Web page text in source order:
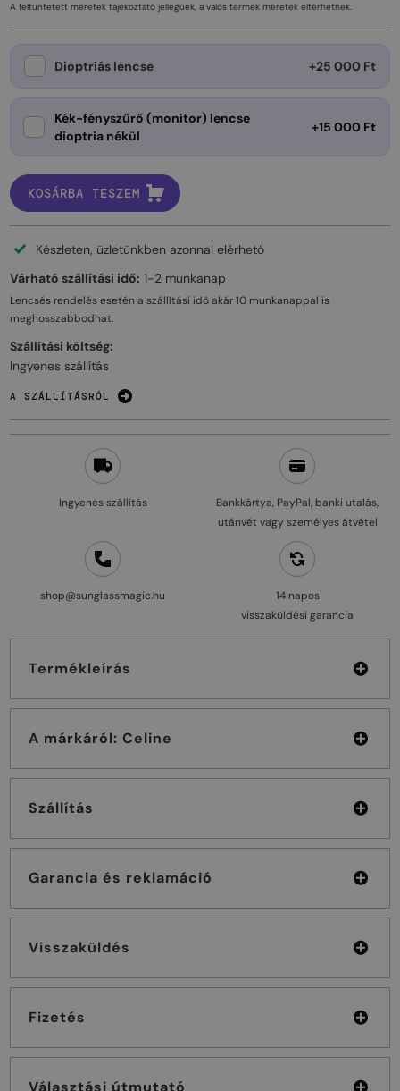
Ingyenes szállítás
Bankkártya, PayPal, banki utalás,
utánvét vagy személyes átvétel
shop@sunglassmagic.hu
14 napos
visszaküldési garancia
Termékleírás
A márkáról: Celine
Szállítás
Garancia és reklamáció
Visszaküldés
Fizetés
Választási útmutató
A feltüntetett méretek tájékoztató jellegűek, a valós termék méretek eltérhetnek.
Dioptriás lencse +25 000 Ft
Kék-fényszűrő (monitor) lencse
dioptria nékül
+15 000 Ft
KOSÁRBA TESZEM
Készleten, üzletünkben azonnal elérhető
Várható szállítási idő: 1-2 munkanap
Lencsés rendelés esetén a szállítási idő akár10 munkanappal is
meghosszabbodhat.
Szállítási költség:
Ingyenes szállítás
A SZÁLLÍTÁSRÓL